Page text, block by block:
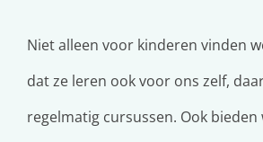
Niet alleen voor kinderen vinden
dat ze leren ook voor ons zelf,
regelmatig cursussen. Ook bieden